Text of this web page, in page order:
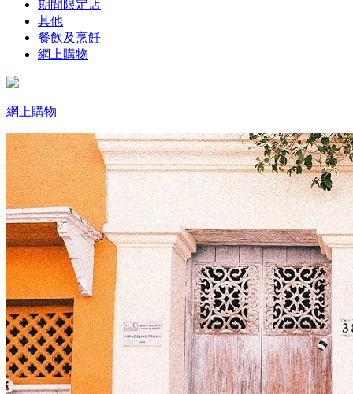
期間限定店
其他
餐飲及烹飪
網上購物
網上購物